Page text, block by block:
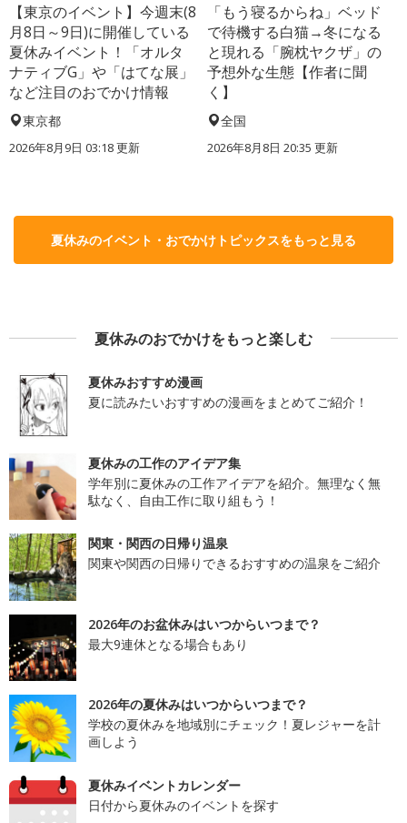
【東京のイベント】今週末(8
月8日～9日)に開催している
夏休みイベント！「オルタ
ナティブG」や「はてな展」
など注目のおでかけ情報
東京都
2026年8月9日 03:18更新
「もう寝るからね」ベッド
で待機する白猫→冬になる
と現れる「腕枕ヤクザ」の
予想外な生態【作者に聞
く】
全国
2026年8月8日 20:35 更新
夏休みのイベント・おでかけトピックスをもっと見る
夏休みのおでかけをもっと楽しむ
夏休みおすすめ漫画
夏に読みたいおすすめの漫画をまとめてご紹介！
夏休みの工作のアイデア集
学年別に夏休みの工作アイデアを紹介。無理なく無
駄なく、自由工作に取り組もう！
関東・関西の日帰り温泉
関東や関西の日帰りできるおすすめの温泉をご紹介
2026年のお盆休みはいつからいつまで？
最大9連休となる場合もあり
2026年の夏休みはいつからいつまで？
学校の夏休みを地域別にチェック！夏レジャーを計
画しよう
夏休みイベントカレンダー
日付から夏休みのイベントを探す